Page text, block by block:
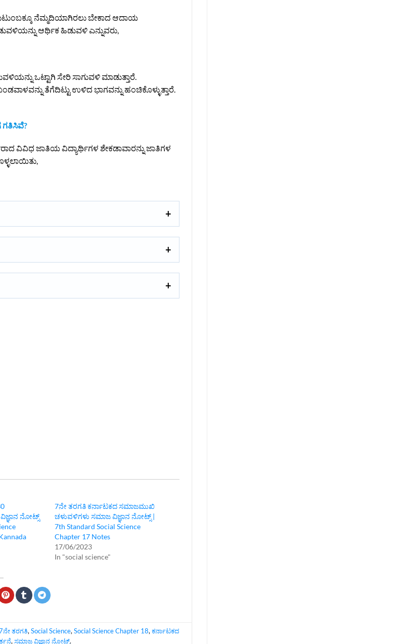
ನೆಮ್ಮದಿಯಾಗಿರಲು ಬೇಕಾದ ಆದಾಯ
ಆರ್ಥಿಕ ಹಿಡುವಳಿ ಎನ್ನುವರು,
ಒಟ್ಟಾಗಿ ಸೇರಿ ಸಾಗುವಳಿ ಮಾಡುತ್ತಾರೆ.
ತೆಗೆದಿಟ್ಟು ಉಳಿದ ಭಾಗವನ್ನು ಹಂಚಿಕೊಳ್ಳುತ್ತಾರೆ.
ವಿವಿಧ ಜಾತಿಯ ವಿದ್ಯಾರ್ಥಿಗಳ ಶೇಕಡಾವಾರನ್ನು ಜಾತಿಗಳ
ನೋಟ್ಸ್‌
7ನೇ ತರಗತಿ ಕರ್ನಾಟಕದ ಸಮಾಜಮುಖಿ
ಚಳುವಳಿಗಳು ಸಮಾಜ ವಿಜ್ಞಾನ ನೋಟ್ಸ್ |
7th Standard Social Science
Chapter 17 Notes
17/06/2023
In "social science"
ತರಗತಿ,Social Science,Social Science Chapter 18,ಕರ್ನಾಟಕ‌ದ
, ಸಮಾಜ ವಿಜ್ಞಾನ ನೋಟ್ಸ್‌.